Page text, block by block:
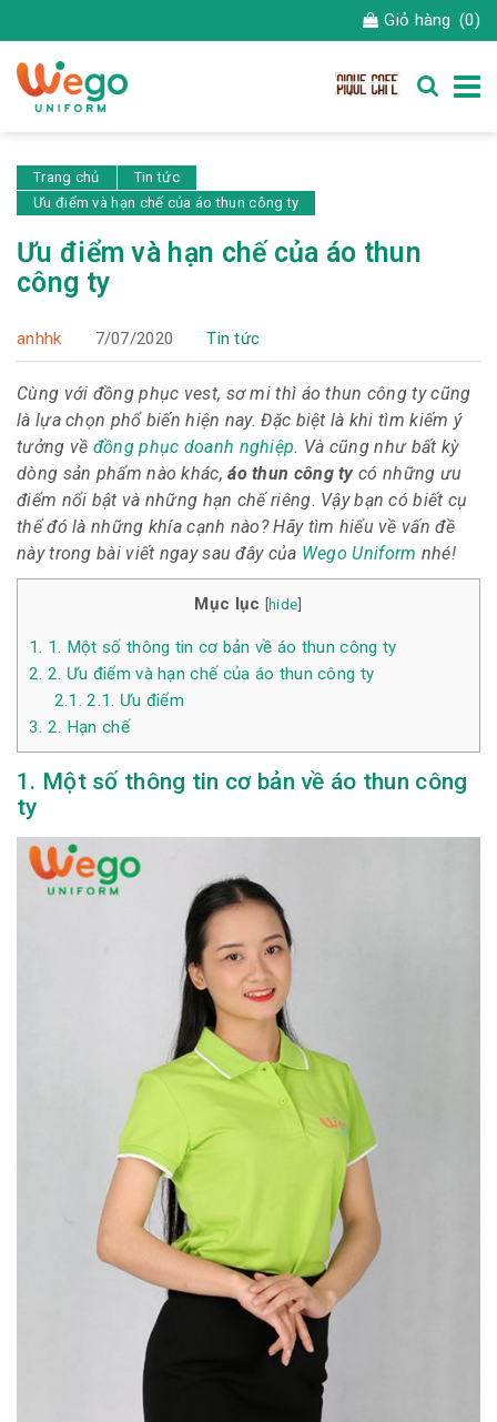
Giỏ hàng (0)
Trang chủ
Tin tức
Ưu điểm và hạn chế của áo thun công ty
Ưu điểm và hạn chế của áo thun
công ty
anhhk 7/07/2020 Tin tức
Cùng với đồng phục vest, sơ mi thì áo thun công ty cũng
là lựa chọn phổ biến hiện nay. Đặc biệt là khi tìm kiếm ý
tưởng về đồng phục doanh nghiệp. Và cũng như bất kỳ
dòng sản phẩm nào khác,áo thun công tycó những ưu
điểm nổi bật và những hạn chế riêng. Vậy bạn có biết cụ
thể đó là những khía cạnh nào? Hãy tìm hiểu về vấn đề
này trong bài viết ngay sau đây của Wego Uniform nhé!
Mục lục [hide]
1. 1. Một số thông tin cơ bản về áo thun công ty
2. 2. Ưu điểm và hạn chế của áo thun công ty
2.1. 2.1. Ưu điểm
3. 2. Hạn chế
1. Một số thông tin cơ bản về áo thun công
ty